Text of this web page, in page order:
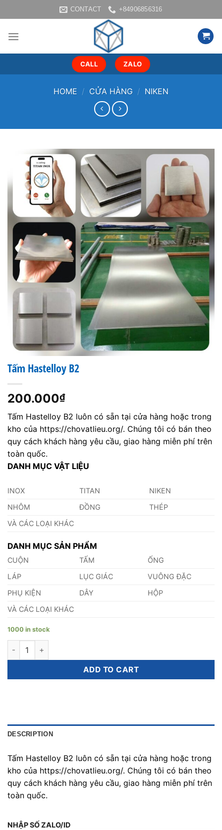
to
CONTACT +84906856316
CALL ZALO
HOME / CỬA HÀNG / NIKEN
Tấm Hastelloy B2
200.000₫
Tấm Hastelloy B2 luôn có sẵn tại cửa hàng hoặc trong
kho của https://chovatlieu.org/. Chúng tôi có bán theo
quy cách khách hàng yêu cầu, giao hàng miễn phí trên
toàn quốc.
DANH MỤC VẬT LIỆU
INOX TITAN
NIKEN
NHÔM
ĐỒNG
THÉP
VÀ CÁC LOẠI KHÁC
DANH MỤC SẢN PHẨM
CUỘN TẤM
ỐNG
LÁP
LỤC GIÁC
VUÔNG ĐẶC
PHỤ KIỆN
DÂY
HỘP
VÀ CÁC LOẠI KHÁC
1000 in stock
Tấm Hastelloy B2 quantity
ADD TO CART
DESCRIPTION
Tấm Hastelloy B2 luôn có sẵn tại cửa hàng hoặc trong
kho của https://chovatlieu.org/. Chúng tôi có bán theo
quy cách khách hàng yêu cầu, giao hàng miễn phí trên
toàn quốc.
NHẬP SỐ ZALO/ID